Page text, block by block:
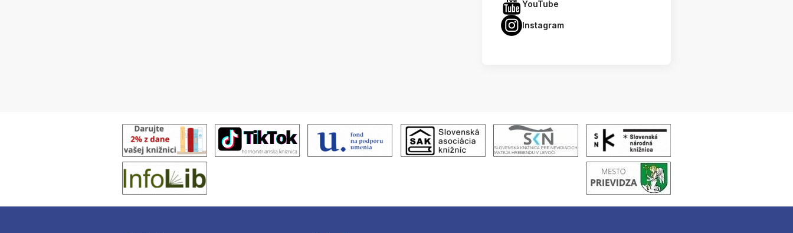
YouTube
Instagram